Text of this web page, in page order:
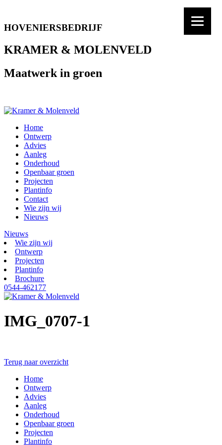
HOVENIERSBEDRIJF
KRAMER & MOLENVELD
Maatwerk in groen
Home
Ontwerp
Advies
Aanleg
Onderhoud
Openbaar groen
Projecten
Plantinfo
Contact
Wie zijn wij
Nieuws
Nieuws
Wie zijn wij
Ontwerp
Projecten
Plantinfo
Brochure
0544-462177
IMG_0707-1
Terug naar overzicht
Home
Ontwerp
Advies
Aanleg
Onderhoud
Openbaar groen
Projecten
Plantinfo